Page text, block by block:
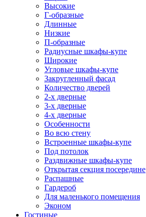
Высокие
Г-образные
Длинные
Низкие
П-образные
Радиусные шкафы-купе
Широкие
Угловые шкафы-купе
Закругленный фасад
Количество дверей
2-х дверные
3-х дверные
4-х дверные
Особенности
Во всю стену
Встроенные шкафы-купе
Под потолок
Раздвижные шкафы-купе
Открытая секция посередине
Распашные
Гардероб
Для маленького помещения
Эконом
Гостиные